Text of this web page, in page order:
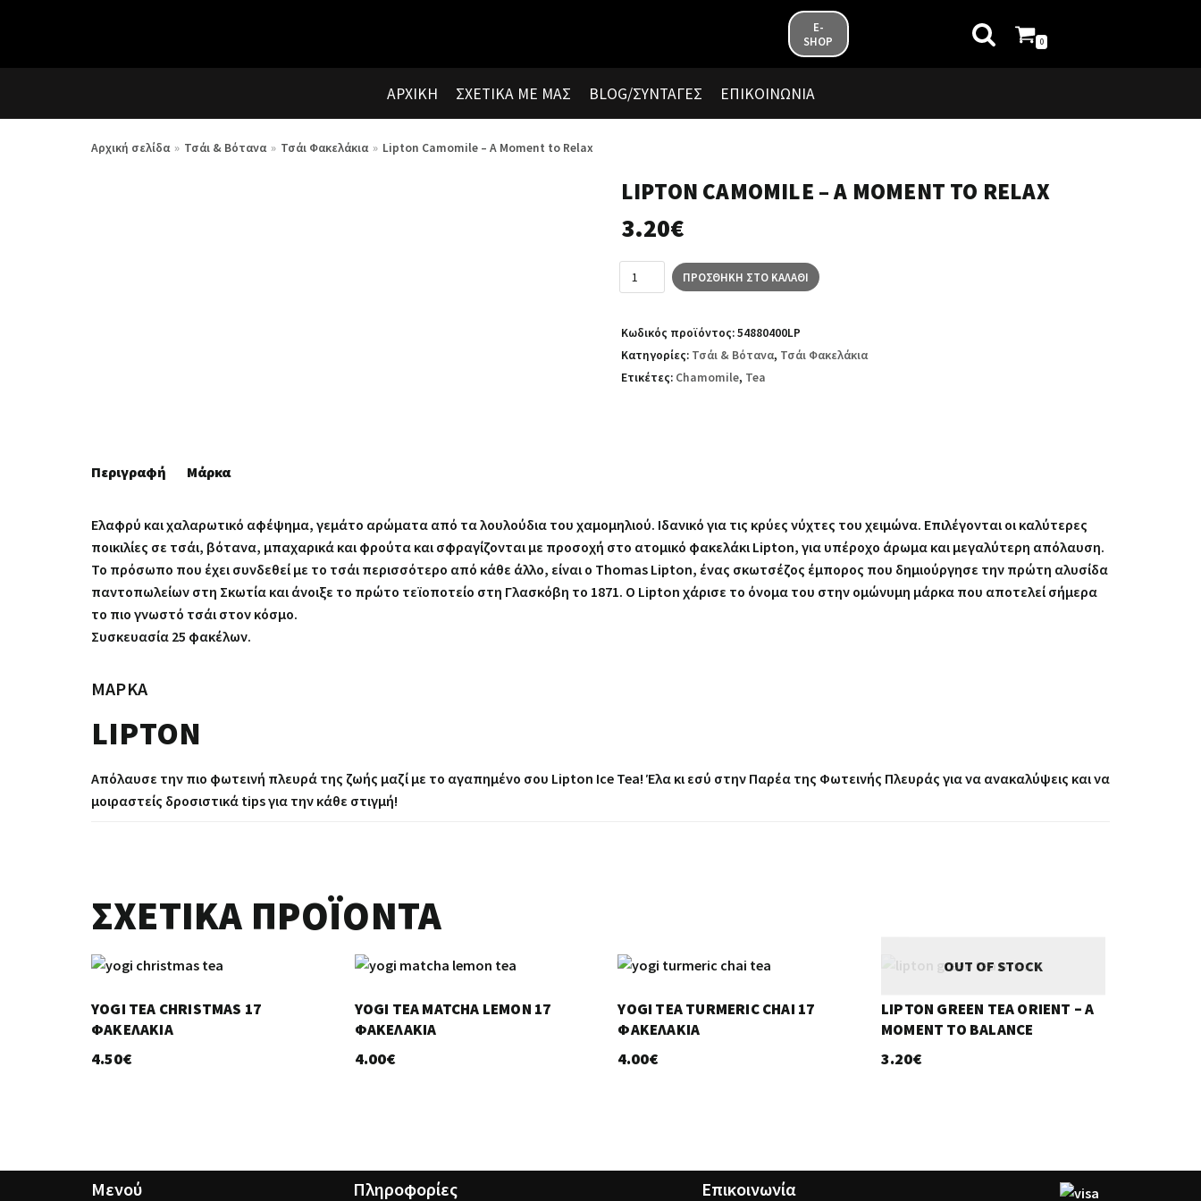
E-
SHOP
0
ΑΡΧΙΚΉ ΣΧΕΤΙΚΆ ΜΕ ΜΑΣ BLOG/ΣΥΝΤΑΓΈΣ ΕΠΙΚΟΙΝΩΝΊΑ
Αρχική σελίδα » Τσάι & Βότανα » Τσάι Φακελάκια » Lipton Camomile – A Moment to Relax
LIPTON CAMOMILE – A MOMENT TO RELAX
3.20€
ΠΡΟΣΘΉΚΗ ΣΤΟ ΚΑΛΆΘΙ
Κωδικός προϊόντος:54880400LP
Κατηγορίες: Τσάι & Βότανα, Τσάι Φακελάκια
Ετικέτες: Chamomile, Tea
Περιγραφή Μάρκα
Ελαφρύ και χαλαρωτικό αφέψημα, γεμάτο αρώματα από τα λουλούδια του χαμομηλιού. Ιδανικό για τις κρύες νύχτες του χειμώνα. Επιλέγονται οι καλύτερες
ποικιλίες σε τσάι, βότανα, μπαχαρικά και φρούτα και σφραγίζονται με προσοχή στο ατομικό φακελάκι Lipton, για υπέροχο άρωμα και μεγαλύτερη απόλαυση.
Το πρόσωπο που έχει συνδεθεί με το τσάι περισσότερο από κάθε άλλο, είναι ο Thomas Lipton, ένας σκωτσέζος έμπορος που δημιούργησε την πρώτη αλυσίδα
παντοπωλείων στη Σκωτία και άνοιξε το πρώτο τεϊοποτείο στη Γλασκόβη το 1871. Ο Lipton χάρισε το όνομα του στην ομώνυμη μάρκα που αποτελεί σήμερα
το πιο γνωστό τσάι στον κόσμο.
Συσκευασία 25 φακέλων.
ΜΆΡΚΑ
LIPTON
Απόλαυσε την πιο φωτεινή πλευρά της ζωής μαζί με το αγαπημένο σου Lipton Ice Tea! Έλα κι εσύ στην Παρέα της Φωτεινής Πλευράς για να ανακαλύψεις και να
μοιραστείς δροσιστικά tips για την κάθε στιγμή!
ΣΧΕΤΙΚΆ ΠΡΟΪΌΝΤΑ
YOGI TEA CHRISTMAS 17
ΦΑΚΕΛΆΚΙΑ
4.50€
YOGI TEA MATCHA LEMON 17
ΦΑΚΕΛΆΚΙΑ
4.00€
YOGI TEA TURMERIC CHAI 17
ΦΑΚΕΛΆΚΙΑ
4.00€
OUT OF STOCK
LIPTON GREEN TEA ORIENT – A
MOMENT TO BALANCE
3.20€
Μενού Πληροφορίες Επικοινωνία